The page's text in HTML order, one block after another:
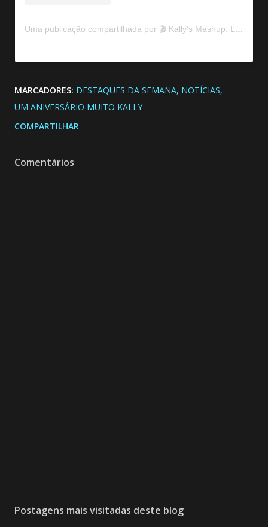
Uma publicação compartilhada por 🎬 Kally's Mashup: La Película (@kallysmashupshow)
MARCADORES: DESTAQUES DA SEMANA NOTÍCIAS
UM ANIVERSÁRIO MUITO KALLY
COMPARTILHAR
Comentários
Postagens mais visitadas deste blog